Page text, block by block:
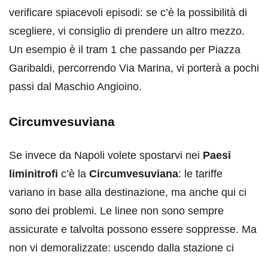
verificare spiacevoli episodi: se c’è la possibilità di
scegliere, vi consiglio di prendere un altro mezzo.
Un esempio è il tram 1 che passando per Piazza
Garibaldi, percorrendo Via Marina, vi porterà a pochi
passi dal Maschio Angioino.
Circumvesuviana
Se invece da Napoli volete spostarvi nei Paesi
liminitrofi c’è la Circumvesuviana: le tariffe
variano in base alla destinazione, ma anche qui ci
sono dei problemi. Le linee non sono sempre
assicurate e talvolta possono essere soppresse. Ma
non vi demoralizzate: uscendo dalla stazione ci